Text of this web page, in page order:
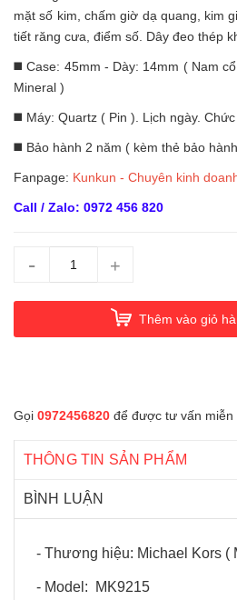
mặt số kim, chấm giờ dạ quang, kim
tiết răng cưa, điểm số. Dây đeo thép
◼️ Case: 45mm - Dày: 14mm ( Nam
Mineral )
◼️ Máy: Quartz ( Pin ). Lịch ngày.
◼️ Bảo hành 2 năm ( kèm thẻ bảo
Fanpage: Kunkun - Chuyên kinh
Call / Zalo: 0972 456 820
- +
Thêm vào giỏ
Gọi 0972456820 để được tư vấn miễn
THÔNG TIN SẢN PHẨM
BÌNH LUẬN
- Thương hiệu: Michael Kors (
- Model: MK9215